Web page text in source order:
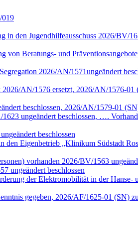
019
in den Jugendhilfeausschuss 2026/BV/
Beratungs- und
2026/AN/1571ungeändert
AN/1576 ersetzt, 2026/AN/1576-01
beschlossen, 2026/AN/1579-01
ungeändert beschlossen, ….
beschlossen
Eigenbetrieb „Klinikum Südstadt
vorhanden 2026/BV/1563
ungeändert beschlossen
der Elektromobilität in der Hanse-
gegeben, 2026/AF/1625-01 (SN)